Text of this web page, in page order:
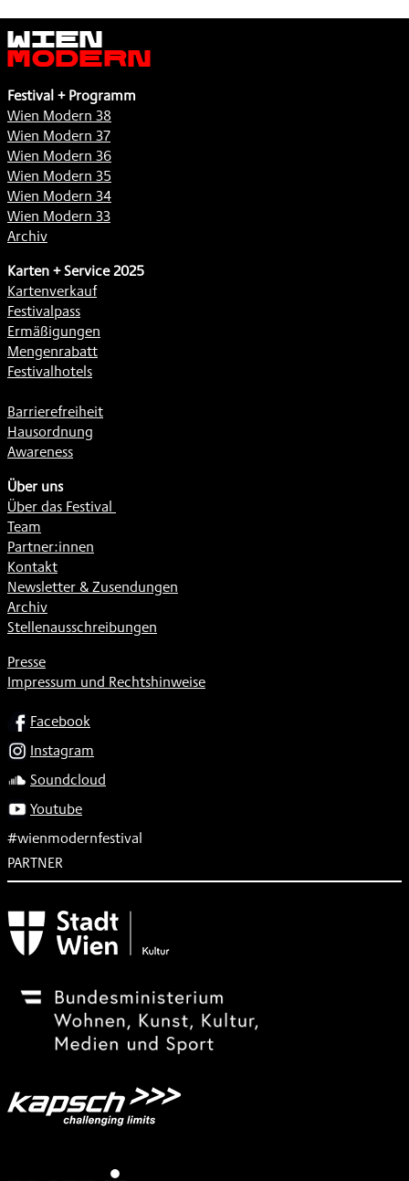
Wien
Modern
Festival + Programm
Wien Modern 38
Wien Modern 37
Wien Modern 36
Wien Modern 35
Wien Modern 34
Wien Modern 33
Archiv
Karten + Service 2025
Kartenverkauf
Festivalpass
Ermäßigungen
Mengenrabatt
Festivalhotels
Barrierefreiheit
Hausordnung
Awareness
Über uns
Über das Festival
Team
Partner:innen
Kontakt
Newsletter & Zusendungen
Archiv
Stellenausschreibungen
Presse
Impressum und Rechtshinweise
SOCIALFacebook
Instagram
Soundcloud
Youtube
#wienmodernfestival
PARTNER
Subventionsgeber